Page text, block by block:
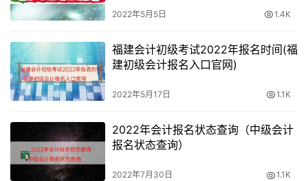
2022年5月5日 1.4K
福建会计初级考试2022年报名时间(福
建初级会计报名入口官网)
2022年5月17日 1.1K
2022年会计报名状态查询（中级会计
报名状态查询）
2022年7月30日 1.1K